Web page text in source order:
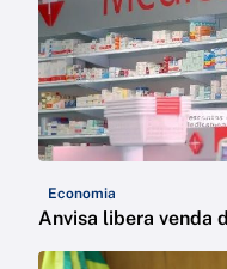
Economia
Anvisa libera venda